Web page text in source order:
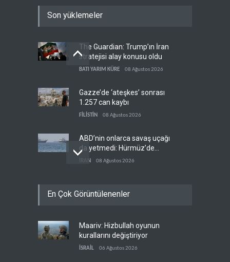
Son yüklemeler
The Guardian: Trump’ın İran
stratejisi alay konusu oldu
BATI YARIM KÜRE 08 Ağustos 2026
Gazze’de ‘ateşkes’ sonrası
1.257 can kaybı
FİLİSTİN 08 Ağustos 2026
ABD’nin onlarca savaş uçağı
da yetmedi: Hürmüz’de
gemi vuruldu
İRAN 08 Ağustos 2026
'Arap projesi' uyarısı
Mossad’ın İran'a karşı Kürt
planı neden çöktü?
En Çok Görüntülenenler
Maariv: Hizbullah oyunun
kurallarını değiştiriyor
İSRAİL 06 Ağustos 2026